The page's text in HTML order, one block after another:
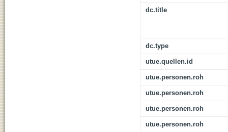
dc.title
dc.type
utue.quellen.id
utue.personen.roh
utue.personen.roh
utue.personen.roh
utue.personen.roh